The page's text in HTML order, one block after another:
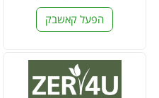
הפעל קאשבק